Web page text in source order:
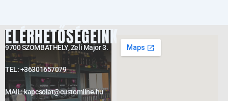
ELÉRHETŐSÉGEINK
9700 SZOMBATHELY, Zeli Major 3.
TEL: +36301657079
MAIL: kapcsolat@customline.hu